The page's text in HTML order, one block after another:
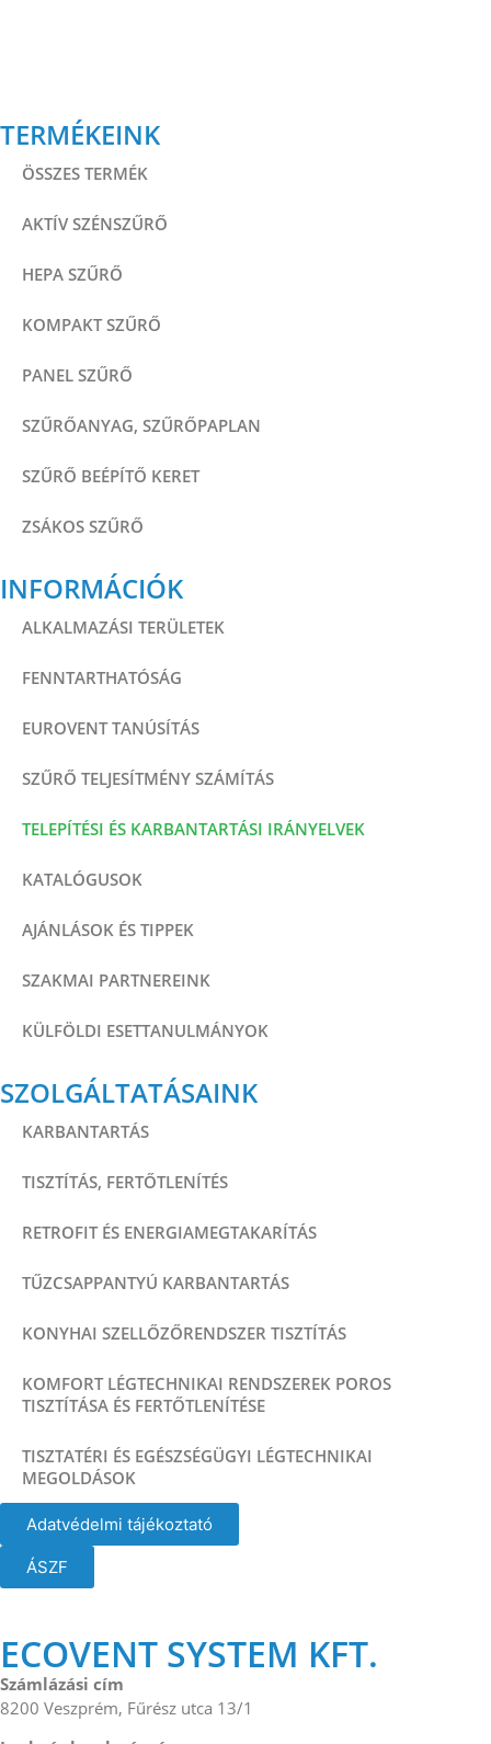
TERMÉKEINK
ÖSSZES TERMÉK
AKTÍV SZÉNSZŰRŐ
HEPA SZŰRŐ
KOMPAKT SZŰRŐ
PANEL SZŰRŐ
SZŰRŐANYAG, SZŰRŐPAPLAN
SZŰRŐ BEÉPÍTŐ KERET
ZSÁKOS SZŰRŐ
INFORMÁCIÓK
ALKALMAZÁSI TERÜLETEK
FENNTARTHATÓSÁG
EUROVENT TANÚSÍTÁS
SZŰRŐ TELJESÍTMÉNY SZÁMÍTÁS
TELEPÍTÉSI ÉS KARBANTARTÁSI IRÁNYELVEK
KATALÓGUSOK
AJÁNLÁSOK ÉS TIPPEK
SZAKMAI PARTNEREINK
KÜLFÖLDI ESETTANULMÁNYOK
SZOLGÁLTATÁSAINK
KARBANTARTÁS
TISZTÍTÁS, FERTŐTLENÍTÉS
RETROFIT ÉS ENERGIAMEGTAKARÍTÁS
TŰZCSAPPANTYÚ KARBANTARTÁS
KONYHAI SZELLŐZŐRENDSZER TISZTÍTÁS
KOMFORT LÉGTECHNIKAI RENDSZEREK POROS
TISZTÍTÁSA ÉS FERTŐTLENÍTÉSE
TISZTATÉRI ÉS EGÉSZSÉGÜGYI LÉGTECHNIKAI
MEGOLDÁSOK
Adatvédelmi tájékoztató
ÁSZF
ECOVENT SYSTEM KFT.
Számlázási cím
8200 Veszprém, Fűrész utca 13/1